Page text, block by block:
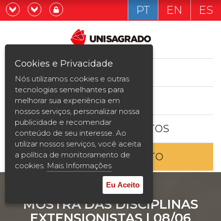
Graduação
Pós-graduação e MBA
Curta Duração
Vestibular
2ª Graduação
Transferência
Reingresso
Já sou estudande
Quero ser estudante
PT EN ES
ESTUDE AQUI
BOLSAS E DESCONTOS
ENTRE EM CONTATO
MOSTRA DAS DISCIPLINAS
Cookies e Privacidade
Nós utilizamos cookies e outras
tecnologias semelhantes para
melhorar sua experiência em
nossos serviços, personalizar nossa
publicidade e recomendar
conteúdo de seu interesse. Ao
utilizar nossos serviços, você aceita
a política de monitoramento de
cookies. Mais Informações
Eu Aceito